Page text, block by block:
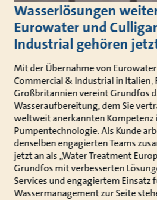
Wasserlösungen
Eurowater und
Industrial gehören
Mit der Übernahme von
Commercial & Industrial in Italien,
Großbritannien vereint Grundfos
Wasseraufbereitung, dem Sie
weltweit anerkannten Kompetenz
Pumpentechnologie. Als Kunde
denselben engagierten Teams
jetzt an als „Water Treatment
Grundfos mit verbesserten
Services und engagiertem Einsatz
Wassermanagement zur Seite